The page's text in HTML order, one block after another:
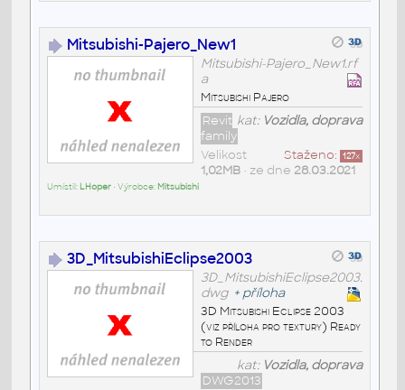
Mitsubishi-Pajero_New1
Mitsubishi-Pajero_New1.rf
a
Mitsubishi Pajero
kat: Vozidla, doprava
Revit
family
Staženo: 127x
Velikost
1,02MB• ze dne 28.03.2021
Umístil: LHoper• Výrobce: Mitsubishi
3D_MitsubishiEclipse2003
3D_MitsubishiEclipse2003.
dwg + příloha
3D Mitsubishi Eclipse 2003
(viz příloha pro textury) Ready
to Render
kat: Vozidla, doprava
DWG2013